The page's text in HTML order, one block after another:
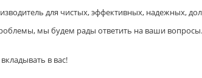
для чистых, эффективных, надежных,
мы будем рады ответить на ваши
в вас!